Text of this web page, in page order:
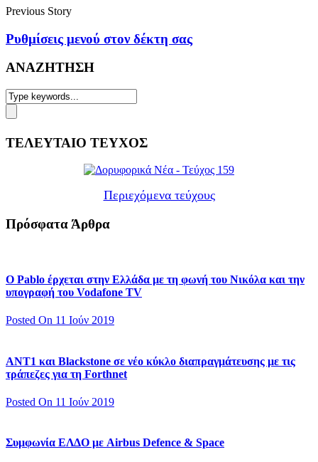
Previous Story
Ρυθμίσεις μενού στον δέκτη σας
ΑΝΑΖΗΤΗΣΗ
ΤΕΛΕΥΤΑΙΟ ΤΕΥΧΟΣ
Περιεχόμενα τεύχους
Πρόσφατα Άρθρα
Ο Pablo έρχεται στην Ελλάδα με τη φωνή του Νικόλα και την
υπογραφή του Vodafone TV
Posted On 11 Ιούν 2019
ΑΝΤ1 και Blackstone σε νέο κύκλο διαπραγμάτευσης με τις
τράπεζες για τη Forthnet
Posted On 11 Ιούν 2019
Συμφωνία ΕΛΔΟ με Airbus Defence & Space